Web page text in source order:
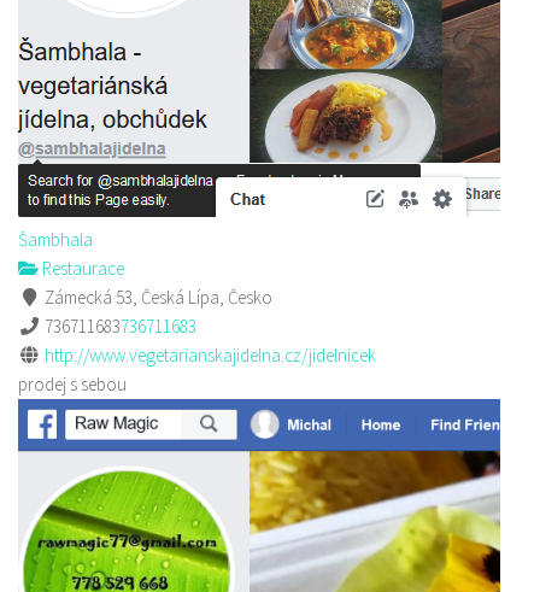
Šambhala
Restaurace
Zámecká 53, Česká Lípa, Česko
736711683736711683
http://www.vegetarianskajidelna.cz/jidelnicek
prodej s sebou